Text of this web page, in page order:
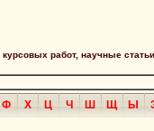
работ, научные
Ф Х Ц Ч Ш Щ Ы